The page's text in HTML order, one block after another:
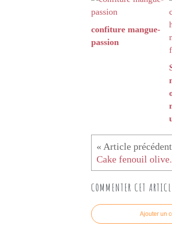
confiture mangue-
passion
Cake fenouil
COMMENTER CET
Ajouter un